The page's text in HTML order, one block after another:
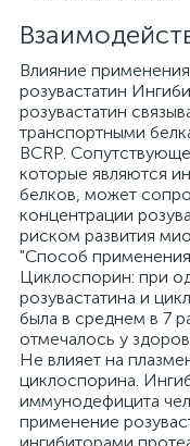
Влияние
розувастатин
розувастатин
транспортными
BCRP.
которые являются
белков, может
концентрации
риском развития
"Способ
Циклоспорин: при
розувастатина и
была в среднем в 7
отмечалось у
Не влияет на
циклоспорина.
иммунодефицита
применение